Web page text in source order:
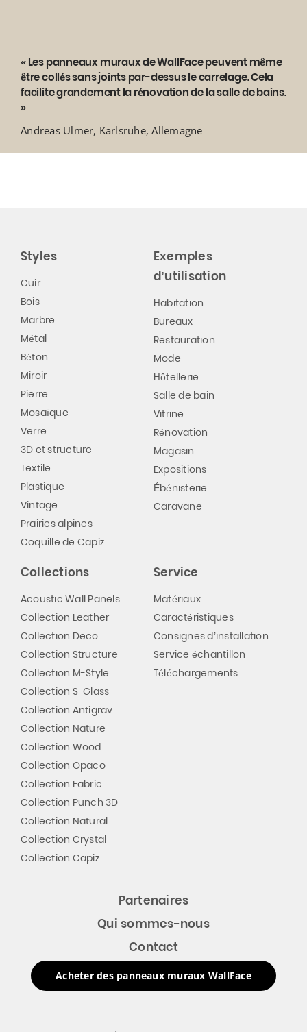
« Les panneaux muraux de WallFace peuvent même
être collés sans joints par-dessus le carrelage. Cela
facilite grandement la rénovation de la salle de bains.
»
Andreas Ulmer, Karlsruhe, Allemagne
Styles
Cuir
Bois
Marbre
Métal
Béton
Miroir
Pierre
Mosaïque
Verre
3D et structure
Textile
Plastique
Vintage
Prairies alpines
Coquille de Capiz
Exemples
d’utilisation
Habitation
Bureaux
Restauration
Mode
Hôtellerie
Salle de bain
Vitrine
Rénovation
Magasin
Expositions
Ébénisterie
Caravane
Collections
Acoustic Wall Panels
Collection Leather
Collection Deco
Collection Structure
Collection M-Style
Collection S-Glass
Collection Antigrav
Collection Nature
Collection Wood
Collection Opaco
Collection Fabric
Collection Punch 3D
Collection Natural
Collection Crystal
Collection Capiz
Service
Matériaux
Caractéristiques
Consignes d’installation
Service échantillon
Téléchargements
Partenaires
Qui sommes-nous
Contact
Acheter des panneaux muraux WallFace